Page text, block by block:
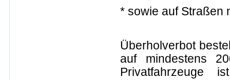
* sowie auf Straßen
Überholverbot
auf mindestens
Privatfahrzeuge